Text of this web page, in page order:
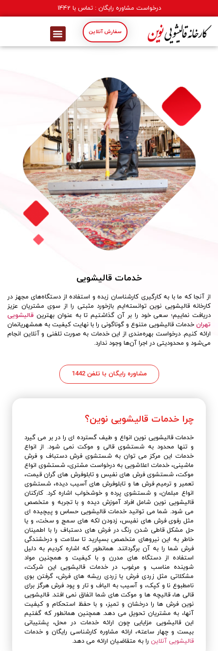
درخواست مشاوره رایگان : تماس با 1442
سفارش آنلاین
خدمات قالیشویی
از آنجا که ما با به کارگیری کارشناسان زبده و استفاده از دستگاه‌های مجهز در
کارخانه قالیشویی نوین توانسته‌ایم بازخورد مثبتی را از سوی مشتریان عزیز
دریافت نماییم؛ سعی خود را بر آن گذاشتیم تا به عنوانبهترین قالیشویی
تهران خدمات قالیشویی متنوع و گوناگونی را با نهایت کیفیت به همشهریانمان
ارائه کنیم. درخواست بهره‌مندی از این خدمات به صورت تلفنی و آنلاین انجام
می‌شود و محدودیتی در اجرا آن‌ها وجود ندارد.
مشاوره رایگان با تلفن 1442
چرا خدمات قالیشویی نوین؟
خدمات قالیشویی نوین انواع و طیف گسترده ای را در بر می گیرد
و تنها محدود به شستشوی قالی و موکت نمی شود. از انواع
خدمات این مرکز می توان به شستشوی فرش دستباف و فرش
ماشینی، خدمات اعلاشویی به درخواست مشتری، شستشوی انواع
موکت، شستشوی فرش های نفیس و تابلوفرش های گران قیمت،
تعمیر و ترمیم فرش ها و تابلوفرش های آسیب دیده، شستشوی
انواع مبلمان، و شستشوی پرده و خوشخواب اشاره کرد. کارکنان
قالیشویی نوین شامل افراد آموزش دیده و با تجربه و متخصص
می شود. شما می توانید خدمات قالیشویی حساس و پیچیده ای
مثل رفوی فرش های نفیس، زدودن لکه های سمج و سخت، و یا
حل مشکل قاطی شدن رنگ در فرش های دستباف را با اطمینان
خاطر به این نیروهای متخصص بسپارید تا سلامت و درخشندگی
فرش شما را به آن برگردانند. همانطور که اشاره کردیم به دلیل
استفاده از دستگاه های مدرن و با کیفیت و همچنین مواد
شوینده مناسب و مرغوب در خدمات قالیشویی این شرکت،
مشکلاتی مثل زردی فرش یا زردی ریشه های فرش، گرفتن بوی
نامطبوع نا و کپک، و آسیب به الیاف و تار و پود فرش هرگز برای
قالی ها، قالیچه ها و موکت های شما اتفاق نمی افتد. قالیشویی
نوین فرش ها را درخشان و تمیز، و با حفظ استحکام و کیفیت
آنها، به مشتریان تحویل می دهد. همچنین همانطور که گفتیم
این قالیشویی مزایایی چون ارائه خدمات در محل، پشتیبانی
بیست و چهار ساعته، ارائه مشاوره کارشناسی رایگان و خدمات
قالیشویی آنلاین را به متقاضیان ارائه می دهد.